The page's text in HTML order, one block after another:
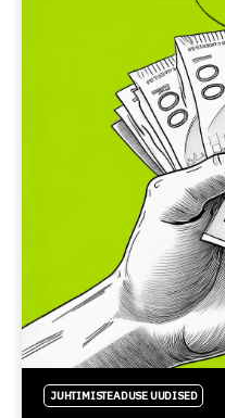
JUHTIMISTEADUSE UUDISED